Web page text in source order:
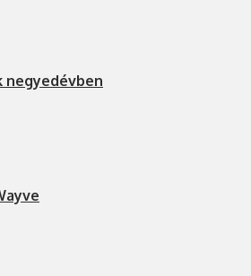
negyedévben